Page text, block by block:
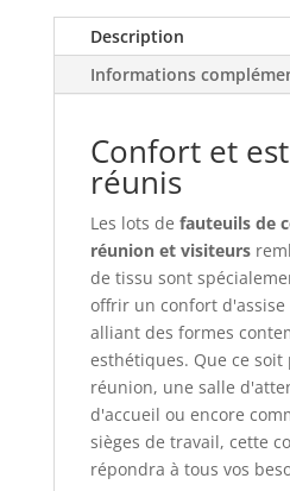
Description
Informations
Confort et
réunis
Les lots de fauteuils de
réunion et visiteurs
de tissu sont
offrir un confort
alliant des formes
esthétiques. Que ce
réunion, une salle
d'accueil ou encore
sièges de travail, cette
répondra à tous vos